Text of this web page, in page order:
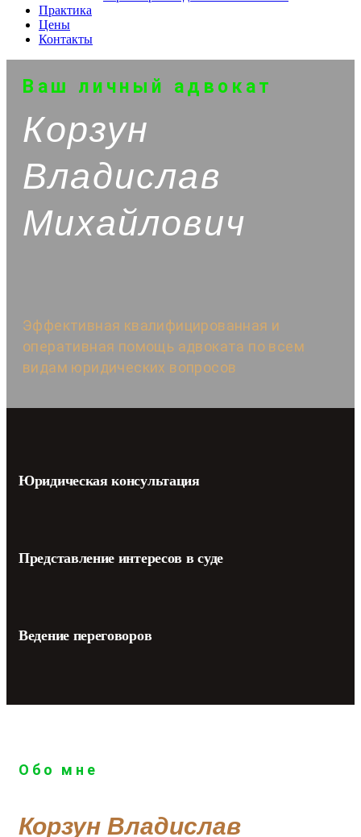
Практика
Цены
Контакты
Ваш личный адвокат
Корзун
Владислав
Михайлович
Эффективная квалифицированная и
оперативная помощь адвоката по всем
видам юридических вопросов
Юридическая консультация
Представление интересов в суде
Ведение переговоров
Обо мне
Корзун Владислав